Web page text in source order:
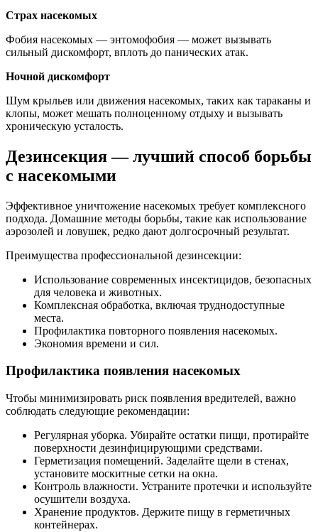
Страх насекомых
Фобия насекомых — энтомофобия — может вызывать
сильный дискомфорт, вплоть до панических атак.
Ночной дискомфорт
Шум крыльев или движения насекомых, таких как тараканы и
клопы, может мешать полноценному отдыху и вызывать
хроническую усталость.
Дезинсекция — лучший способ борьбы
с насекомыми
Эффективное уничтожение насекомых требует комплексного
подхода. Домашние методы борьбы, такие как использование
аэрозолей и ловушек, редко дают долгосрочный результат.
Преимущества профессиональной дезинсекции:
Использование современных инсектицидов, безопасных
для человека и животных.
Комплексная обработка, включая труднодоступные
места.
Профилактика повторного появления насекомых.
Экономия времени и сил.
Профилактика появления насекомых
Чтобы минимизировать риск появления вредителей, важно
соблюдать следующие рекомендации:
Регулярная уборка. Убирайте остатки пищи, протирайте
поверхности дезинфицирующими средствами.
Герметизация помещений. Заделайте щели в стенах,
установите москитные сетки на окна.
Контроль влажности. Устраните протечки и используйте
осушители воздуха.
Хранение продуктов. Держите пищу в герметичных
контейнерах.